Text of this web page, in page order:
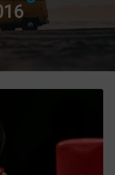
"4-ШІ БЕТ"